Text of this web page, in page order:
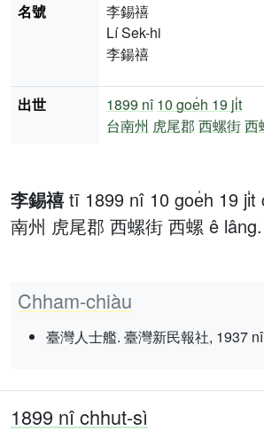
李錫禧tī 1899 nî 10 goe̍h 19 ji̍t
南州 虎尾郡 西螺街 西螺 ê lâng.
Chham-chiàu
臺灣人士艦. 臺灣新民報社, 1937
名號
李錫禧
Lí Sek-hi
李鍚禧
出世 1899 nî 10 goe̍h 19 ji̍t
台南州 虎尾郡 西螺街西
1899 nî chhut-sì